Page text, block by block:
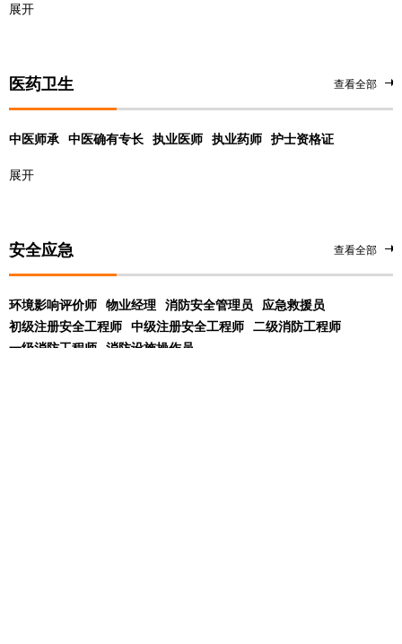
展开
医药卫生 查看全部
中医师承 中医确有专长 执业医师 执业药师 护士资格证
展开
安全应急 查看全部
环境影响评价师 物业经理 消防安全管理员
应急救援员
初级注册安全工程师
中级注册安全工程师
二级消防工程师
一级消防工程师
消防设施操作员